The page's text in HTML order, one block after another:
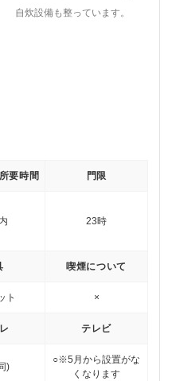
自炊設備も整っています。
要時間 門限
23時
ト
喫煙について
×
)
テレビ
○※5月から設置がな
くなります